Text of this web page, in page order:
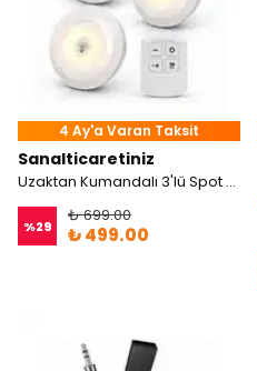
4 Ay'a Varan Taksit
Sanalticaretiniz
Uzaktan Kumandalı 3'lü Spot LED Işık
%29
₺ 699.00
₺ 499.00